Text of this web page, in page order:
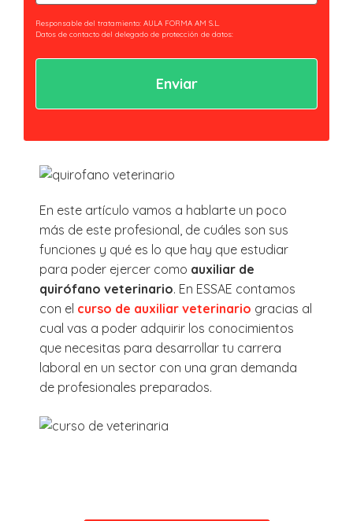
Responsable del tratamiento: AULA FORMA AM S.L.
Datos de contacto del delegado de protección de datos:
Legitimación: Tratamientos sometidos al cumplimiento de obligación legal
los derechos reconocidos por la normativa aplicable en la política de
En este artículo vamos a hablarte un poco
más de este profesional, de cuáles son sus
funciones y qué es lo que hay que estudiar
para poder ejercer como auxiliar de
quirófano veterinario. En ESSAE contamos
con el curso de auxiliar veterinario gracias al
cual vas a poder adquirir los conocimientos
que necesitas para desarrollar tu carrera
laboral en un sector con una gran demanda
de profesionales preparados.